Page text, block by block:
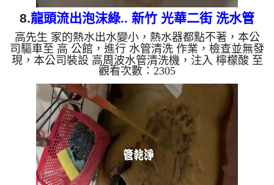
8.龍頭流出泡沫綠.. 新竹 光華二街 洗水管
高先生 家的熱水出水變小，熱水器都點不著，本公
司驅車至 高 公館，進行 水管清洗 作業，檢查並無發
現，本公司裝設 高周波水管清洗機，注入 檸檬酸 至
水管，等了約15分，開啟 水管清洗機 ，啟動 螺旋
波 模式，一洗水管就流出泡沫水，就像是泡沫綠
茶，忽然變成鐵鏽水，兩個多小時後，熱水出水量恢
復了。 如是自來水，如水管老化，會產生鐵鏽跟泥
沙堆積，洗出來的水就會是咖啡色，地下水含有氧化
錳，管壁上會結成黑色管垢，洗出來的水會跟石油一
樣黑，有些洗出綠色的水，是因為裡面有銅的物質，
生鏽產生銅綠，如是藍色...
觀看次數：2305